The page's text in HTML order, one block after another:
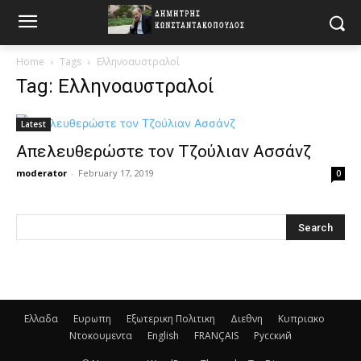
Home Tags Ελληνοαυστραλοί
Tag: Ελληνοαυστραλοί
Latest
Απελευθερώστε τον Τζούλιαν Ασσάνζ
moderator - February 17, 2019 0
Ελλαδα Ευρωπη Εξωτερικη Πολιτικη Διεθνη
Κυπριακο
Ντοκουμεντα
English FRANÇAIS Русский